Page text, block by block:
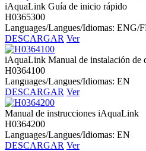
iAquaLink Guía de inicio rápido
H0365300
Languages/Langues/Idiomas: ENG/
DESCARGAR Ver
iAquaLink Manual de instalación de
H0364100
Languages/Langues/Idiomas: EN
DESCARGAR Ver
Manual de instrucciones iAquaLink
H0364200
Languages/Langues/Idiomas: EN
DESCARGAR Ver